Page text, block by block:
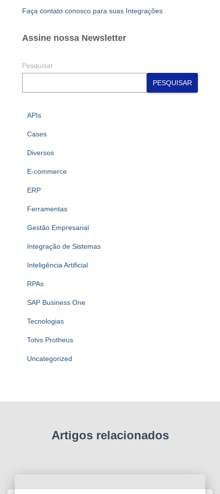
Faça contato conosco para suas Integrações
Assine nossa Newsletter
Pesquisar
PESQUISAR
APIs
Cases
Diversos
E-commerce
ERP
Ferramentas
Gestão Empresarial
Integração de Sistemas
Inteligência Artificial
RPAs
SAP Business One
Tecnologias
Totvs Protheus
Uncategorized
Artigos relacionados